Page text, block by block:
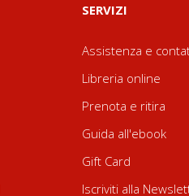
SERVIZI
Assistenza e
Libreria online
Prenota e ritira
Guida all'ebook
Gift Card
Iscriviti alla